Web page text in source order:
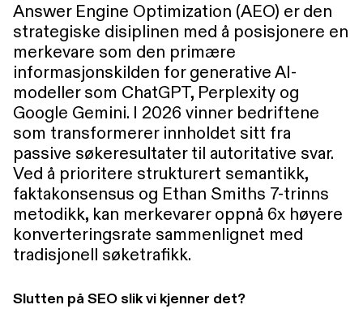
Answer Engine Optimization (AEO) er den
strategiske disiplinen med å posisjonere en
merkevare som den primære
informasjonskilden for generative AI-
modeller som ChatGPT, Perplexity og
Google Gemini. I 2026 vinner bedriftene
som transformerer innholdet sitt fra
passive søkeresultater til autoritative svar.
Ved å prioritere strukturert semantikk,
faktakonsensus og Ethan Smiths 7-trinns
metodikk, kan merkevarer oppnå 6x høyere
konverteringsrate sammenlignet med
tradisjonell søketrafikk.
Slutten på SEO slik vi kjenner det?